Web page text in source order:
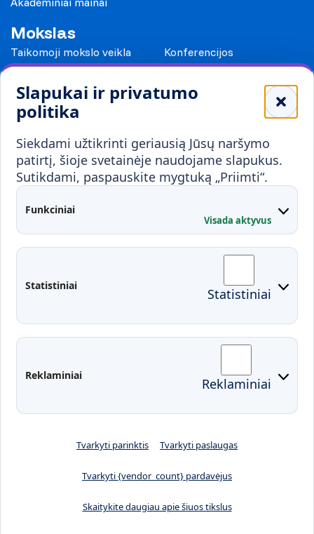
Slapukai ir privatumo
politika
Siekdami užtikrinti geriausią Jūsų naršymo
patirtį, šioje svetainėje naudojame slapukus.
Sutikdami, paspauskite mygtuką „Priimti“.
Funkciniai
Visada aktyvus
Statistiniai Statistiniai
Reklaminiai Reklaminiai
Tvarkyti parinktis Tvarkyti paslaugas
Tvarkyti {vendor_count} pardavėjus
Skaitykite daugiau apie šiuos tikslus
Mokslas
Taikomoji mokslo veikla
Konferencijos
Mokykloms
Visuomenei ir verslui
Mokymai ir konsultavimas
Partnerystės
Karjera
Kontaktai
Administracija
Fakultetai
Studentų atstovybė
Moodle
EDINA
Pasirengimas ekstremaliai